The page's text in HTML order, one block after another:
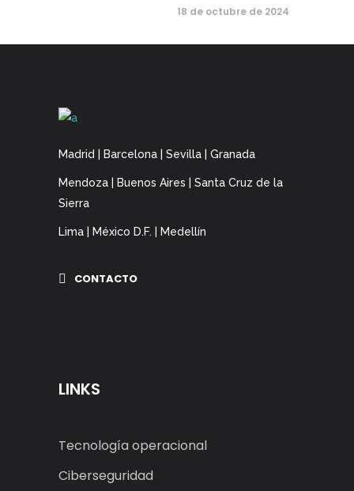
18 de octubre de 2024
Madrid | Barcelona | Sevilla | Granada
Mendoza | Buenos Aires | Santa Cruz de la
Sierra
Lima | México D.F. | Medellín
CONTACTO
LINKS
Tecnología operacional
Ciberseguridad